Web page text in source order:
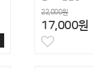
22,000원
17,000원